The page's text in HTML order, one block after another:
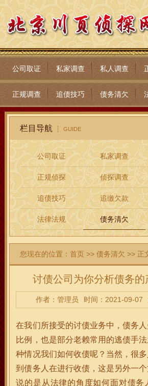
公司取证 私家调查 私人调查
正规调查 追债技巧 债务清欠
栏目导航 GUIDE
公司取证 私家调查
正规侦探 侦探调查
追债技巧 追缴欠款
法律法规 债务清欠
您现在的位置：首页 >>债务清欠 >> 正
讨债公司为你分析债务的
作者：管理员 时间：2021-09-07
在我们所接受的讨债业务中，债务
比例，也是部分老赖常用的逃债手
种情况我们如何收债呢？当然，很
到债务人在进行收债，这是另外一
说的是从法律的角度如何面对债务